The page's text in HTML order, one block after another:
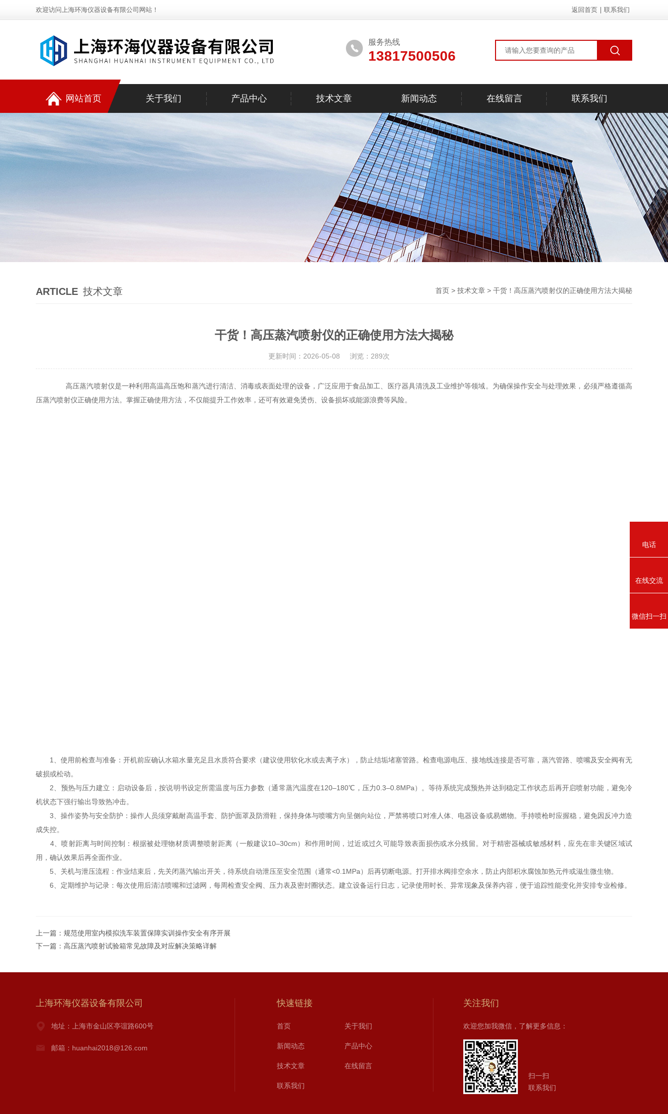
欢迎访问上海环海仪器设备有限公司网站！ 返回首页 联系我们
服务热线
13817500506
网站首页 关于我们 产品中心 技术文章 新闻动态 在线留言 联系我们
ARTICLE 技术文章 首页 > 技术文章 > 干货！高压蒸汽喷射仪的正确使用方法大揭秘
干货！高压蒸汽喷射仪的正确使用方法大揭秘
更新时间：2026-05-08 浏览：289次
高压蒸汽喷射仪是一种利用高温高压饱和蒸汽进行清洁、消毒或表面处理的设备，广泛应用于食品加工、医疗器具清洗及工业维护等领域。为确保操作安全与处理效果，必须严格遵循高
压蒸汽喷射仪正确使用方法。掌握正确使用方法，不仅能提升工作效率，还可有效避免烫伤、设备损坏或能源浪费等风险。
1、使用前检查与准备：开机前应确认水箱水量充足且水质符合要求（建议使用软化水或去离子水），防止结垢堵塞管路。检查电源电压、接地线连接是否可靠，蒸汽管路、喷嘴及安全阀有无
破损或松动。
2、预热与压力建立：启动设备后，按说明书设定所需温度与压力参数（通常蒸汽温度在120–180℃，压力0.3–0.8MPa）。等待系统完成预热并达到稳定工作状态后再开启喷射功能，避免冷
机状态下强行输出导致热冲击。
3、操作姿势与安全防护：操作人员须穿戴耐高温手套、防护面罩及防滑鞋，保持身体与喷嘴方向呈侧向站位，严禁将喷口对准人体、电器设备或易燃物。手持喷枪时应握稳，避免因反冲力造
成失控。
4、喷射距离与时间控制：根据被处理物材质调整喷射距离（一般建议10–30cm）和作用时间，过近或过久可能导致表面损伤或水分残留。对于精密器械或敏感材料，应先在非关键区域试
用，确认效果后再全面作业。
5、关机与泄压流程：作业结束后，先关闭蒸汽输出开关，待系统自动泄压至安全范围（通常<0.1MPa）后再切断电源。打开排水阀排空余水，防止内部积水腐蚀加热元件或滋生微生物。
6、定期维护与记录：每次使用后清洁喷嘴和过滤网，每周检查安全阀、压力表及密封圈状态。建立设备运行日志，记录使用时长、异常现象及保养内容，便于追踪性能变化并安排专业检修。
上一篇： 规范使用室内模拟洗车装置保障实训操作安全有序开展
下一篇： 高压蒸汽喷射试验箱常见故障及对应解决策略详解
上海环海仪器设备有限公司
地址：上海市金山区亭谊路600号
邮箱：huanhai2018@126.com
快速链接
首页 关于我们
新闻动态 产品中心
技术文章 在线留言
联系我们
关注我们
欢迎您加我微信，了解更多信息：
扫一扫
联系我们
电话
在线交流
微信扫一扫